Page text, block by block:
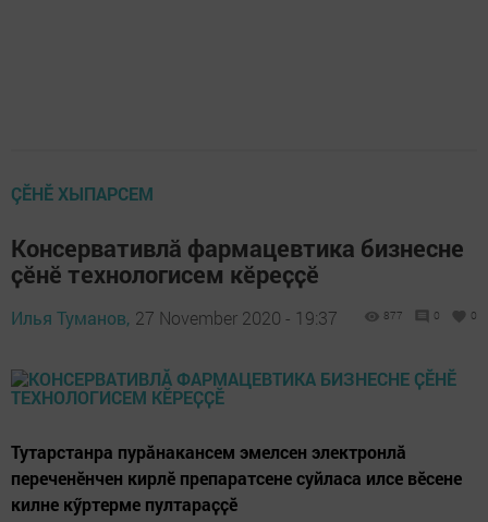
ÇӖНӖ ХЫПАРСЕМ
Консервативлӑ фармацевтика бизнесне
ҫӗнӗ технологисем кӗреҫҫӗ
Илья Туманов, 27 November 2020 - 19:37 877 0 0
Тутарстанра пурӑнакансем эмелсен электронлӑ
переченӗнчен кирлӗ препаратсене суйласа илсе вӗсене
килне кӳртерме пултараҫҫӗ